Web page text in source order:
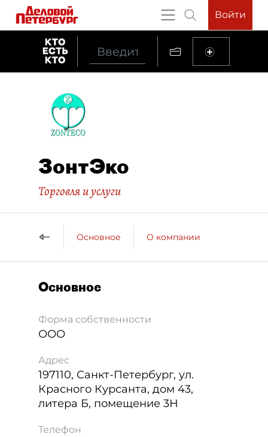
Войти
ЗонтЭко
Торговля и услуги
Основное О компании
Основное
Форма собственности
ООО
Адрес
197110, Санкт-Петербург, ул.
Красного Курсанта, дом 43,
литера Б, помещение 3Н
Телефон